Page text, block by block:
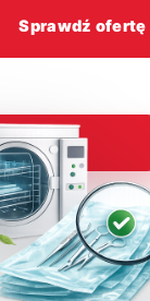
Sprawdź ofertę
w